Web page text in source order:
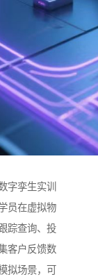
字孪生实训
员在虚拟物
踪查询、投
客户反馈数
拟场景，可